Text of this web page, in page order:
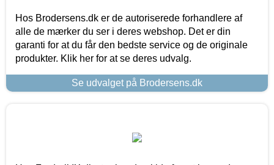
Hos Brodersens.dk er de autoriserede forhandlere af
alle de mærker du ser i deres webshop. Det er din
garanti for at du får den bedste service og de originale
produkter. Klik her for at se deres udvalg.
Se udvalget på Brodersens.dk